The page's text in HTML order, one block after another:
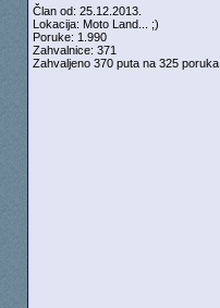
Član od: 25.12.2013.
Lokacija: Moto Land... ;)
Poruke: 1.990
Zahvalnice: 371
Zahvaljeno 370 puta na 325 poruka